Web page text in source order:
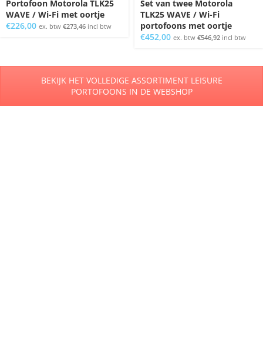
Portofoon Motorola TLK25
WAVE / Wi-Fi met oortje
€226,00 ex. btw €273,46 incl btw
Set van twee Motorola
TLK25 WAVE / Wi-Fi
portofoons met oortje
€452,00 ex. btw €546,92 incl btw
BEKIJK HET VOLLEDIGE ASSORTIMENT LEISURE
PORTOFOONS IN DE WEBSHOP